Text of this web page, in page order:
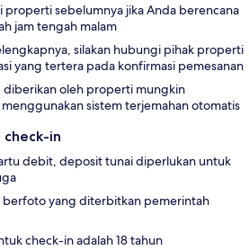
properti sebelumnya jika Anda berencana
jam tengah malam
silakan hubungi pihak properti
yang tertera pada konfirmasi pemesanan
diberikan oleh properti mungkin
sistem terjemahan otomatis
check-in
debit, deposit tunai diperlukan untuk
berfoto yang diterbitkan pemerintah
check-in adalah 18 tahun